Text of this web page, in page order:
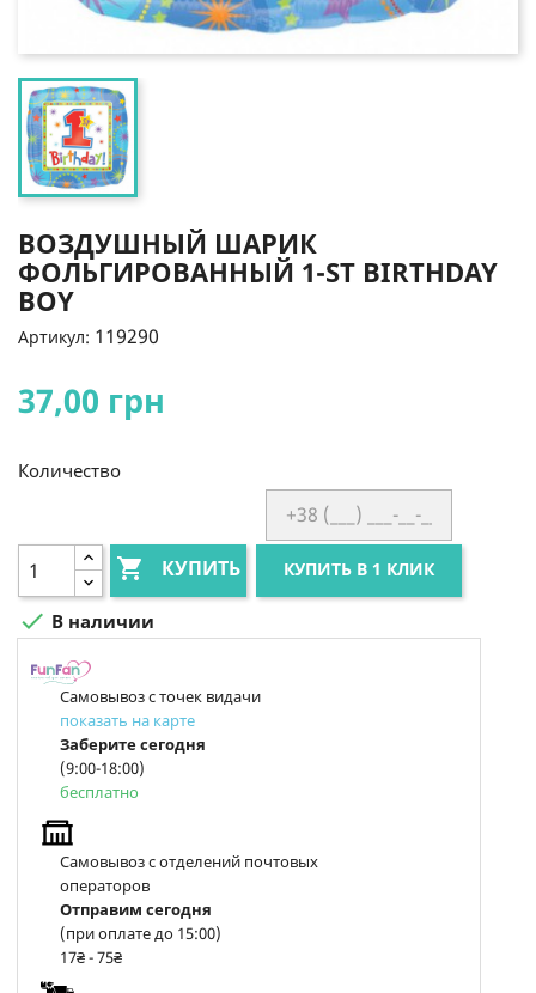
ВОЗДУШНЫЙ ШАРИК
ФОЛЬГИРОВАННЫЙ 1-ST BIRTHDAY
BOY
Артикул: 119290
37,00 грн
Количество
 КУПИТЬ КУПИТЬ В 1 КЛИК
 В наличии
Самовывоз с точек видачи
показать на карте
Заберите сегодня
(9:00-18:00)
бесплатно
Самовывоз с отделений почтовых
операторов
Отправим сегодня
(при оплате до 15:00)
17₴ - 75₴